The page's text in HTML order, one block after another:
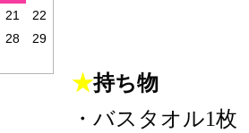
★持ち物
・バスタオル1枚
21
22
28
29